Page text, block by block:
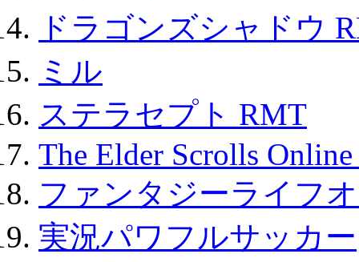
ドラゴンズシャドウ
ミル
ステラセプト RMT
The Elder Scrolls
ファンタジーライフ
実況パワフルサッカー